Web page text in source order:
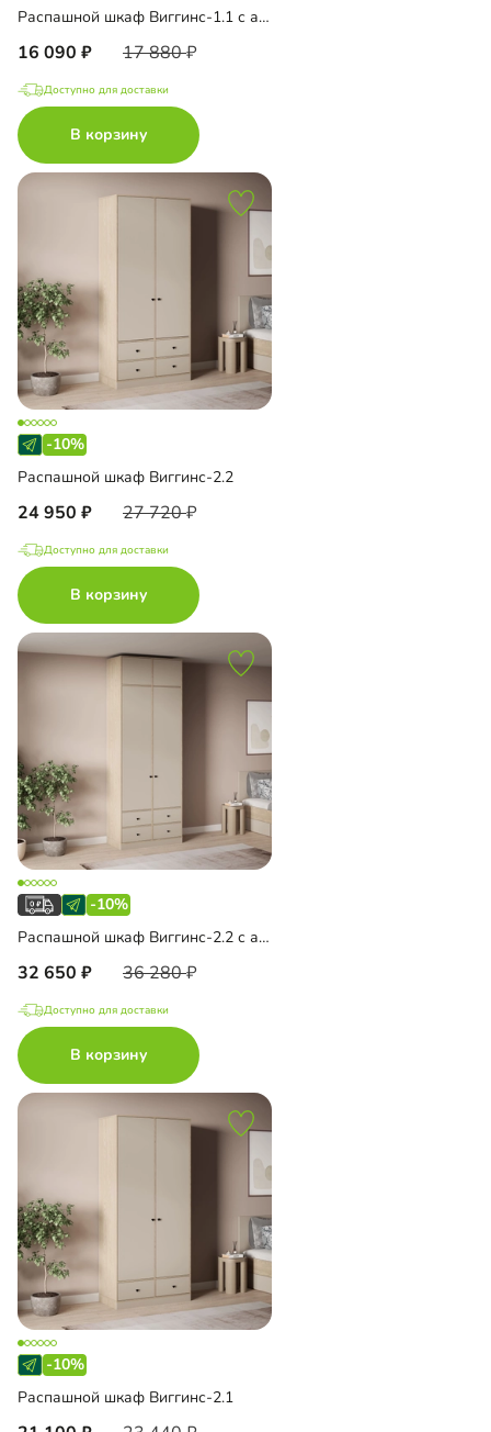
Распашной шкаф Виггинс-1.1 с антресолью
16 090 17 880
Доступно для доставки
В корзину
-10%
Распашной шкаф Виггинс-2.2
24 950 27 720
Доступно для доставки
В корзину
-10%
Распашной шкаф Виггинс-2.2 с антресолью
32 650 36 280
Доступно для доставки
В корзину
-10%
Распашной шкаф Виггинс-2.1